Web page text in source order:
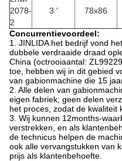
2078-
2
3 ' 78x86
Concurrentievoordeel:
1. JINLIDA het bedrijf vond
dubbele verdraaide draad
China (octrooiaantal:
toe, hebben wij in dit gebied
van gabionmachine die 15
2. Alle delen van
eigen fabriek; geen delen
het proces, zodat de kwaliteit
3. Wij kunnen 12months-
verstrekken, en als
de technicus helpen de
ook alle vervangstukken van
prijs als klantenbehoefte.